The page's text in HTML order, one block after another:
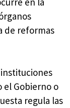
de reformas
el Gobierno o
regula las